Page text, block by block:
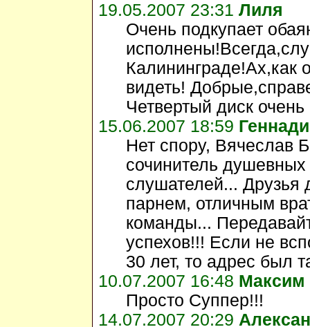
19.05.2007 23:31 Лиля
Очень подкупает
Калининграде!Ах,как
видеть!
Четвертый диск
15.06.2007 18:59
Нет спору, Вячеслав
сочинитель душевных
слушателей... Друзья
парнем, отличным
команды...
успехов!!! Если не
30 лет, то адрес был
10.07.2007 16:48 Максим
Просто Суппер!!!
14.07.2007 20:29